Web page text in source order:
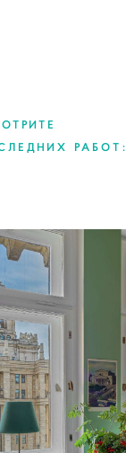
РАБОТ: